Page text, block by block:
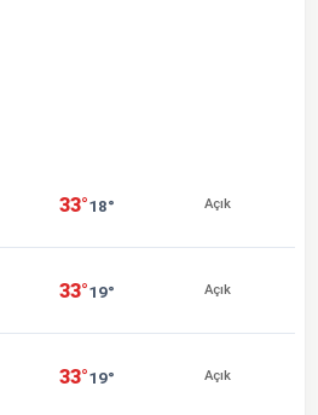
33°18° Açık
33°19° Açık
33°19° Açık